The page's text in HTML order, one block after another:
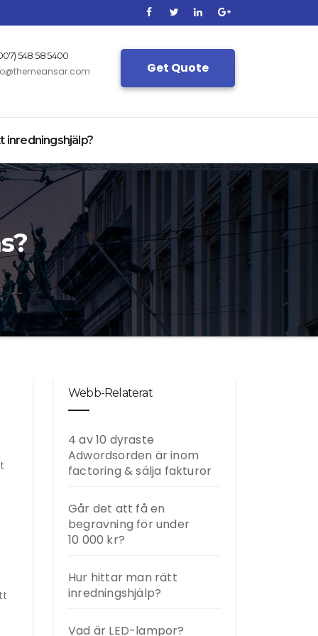
548 58 5400
Get Quote
inredningshjälp?
Webb-Relaterat
4 av 10 dyraste
Adwordsorden är inom
factoring & sälja fakturor
Går det att få en
begravning för under
10 000 kr?
Hur hittar man rätt
inredningshjälp?
Vad är LED-lampor?